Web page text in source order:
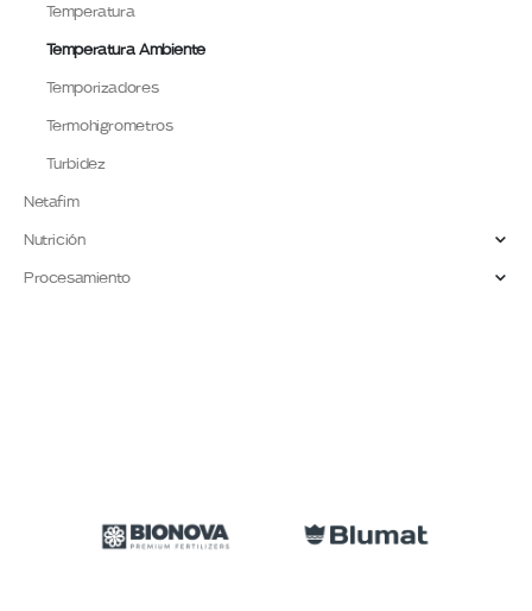
Temperatura
Temperatura Ambiente
Temporizadores
Termohigrometros
Turbidez
Netafim
Nutrición
Procesamiento